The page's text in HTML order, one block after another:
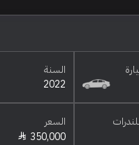
السنة
2022
السعر
350,000